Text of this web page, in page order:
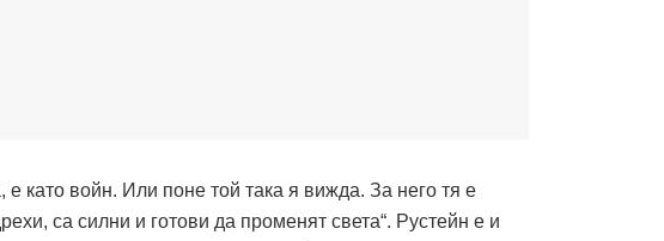
като войн. Или поне той така я вижда. За него тя е
са силни и готови да променят света“. Рустейн е и